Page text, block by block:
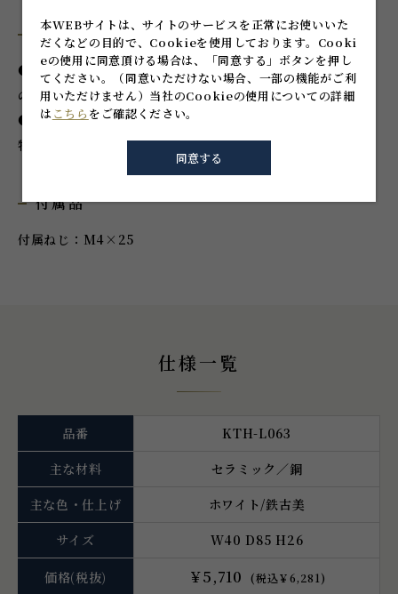
注意事項
●本品は輸入品です。不良があった場合、原則的に代品交換
のみの対応となります。
●取付相手がセラミックや金属の場合、製品の取付面と相手
物との間にパッキン等緩衝材をご用意ください。
付属品
付属ねじ：M4×25
仕様一覧
品番
KTH-L063
主な材料
セラミック／鋼
主な色・仕上げ
ホワイト/鉄古美
サイズ
W40 D85 H26
価格(税抜) ￥5,710 (税込￥6,281)
本WEBサイトは、サイトのサービスを正常にお使いいた
だくなどの目的で、Cookieを使用しております。 Cooki
eの使用に同意頂ける場合は、「同意する」ボタンを押し
てください。
（同意いただけない場合、一部の機能がご利
用いただけません） 当社のCookieの使用についての詳細
は こちら をご確認ください。
同意する